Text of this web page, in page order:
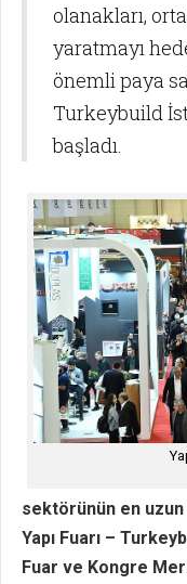
olanakları,
yaratmayı
önemli paya
Turkeybuild
başladı.
sektörünün en
Yapı Fuarı –
Fuar ve Kongre